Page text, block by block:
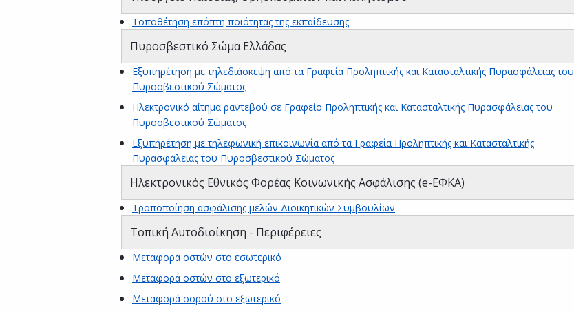
Τοποθέτηση επόπτη ποιότητας της εκπαίδευσης
Πυροσβεστικό Σώμα Ελλάδας
Εξυπηρέτηση με τηλεδιάσκεψη από τα Γραφεία Προληπτικής και Κατασταλτικής Πυρασφάλειας του
Πυροσβεστικού Σώματος
Ηλεκτρονικό αίτημα ραντεβού σε Γραφείο Προληπτικής και Κατασταλτικής Πυρασφάλειας του
Πυροσβεστικού Σώματος
Εξυπηρέτηση με τηλεφωνική επικοινωνία από τα Γραφεία Προληπτικής και Κατασταλτικής
Πυρασφάλειας του Πυροσβεστικού Σώματος
Ηλεκτρονικός Εθνικός Φορέας Κοινωνικής Ασφάλισης (e-ΕΦΚΑ)
Τροποποίηση ασφάλισης μελών Διοικητικών Συμβουλίων
Τοπική Αυτοδιοίκηση - Περιφέρειες
Μεταφορά οστών στο εσωτερικό
Μεταφορά οστών στο εξωτερικό
Μεταφορά σορού στο εξωτερικό